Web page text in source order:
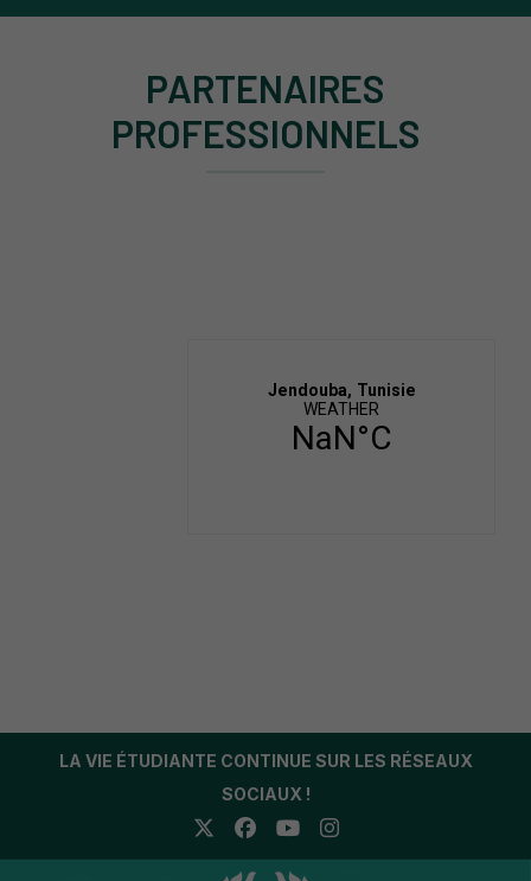
PARTENAIRES
PROFESSIONNELS
LA VIE ÉTUDIANTE CONTINUE SUR LES RÉSEAUX
SOCIAUX !